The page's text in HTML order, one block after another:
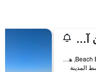
كومفرت إن آند سويتس هانتينجتون بيتش
16301 Beach Boulevard, هونتينغتون بيتش, CA, الولايات المتحدة الأميريكية